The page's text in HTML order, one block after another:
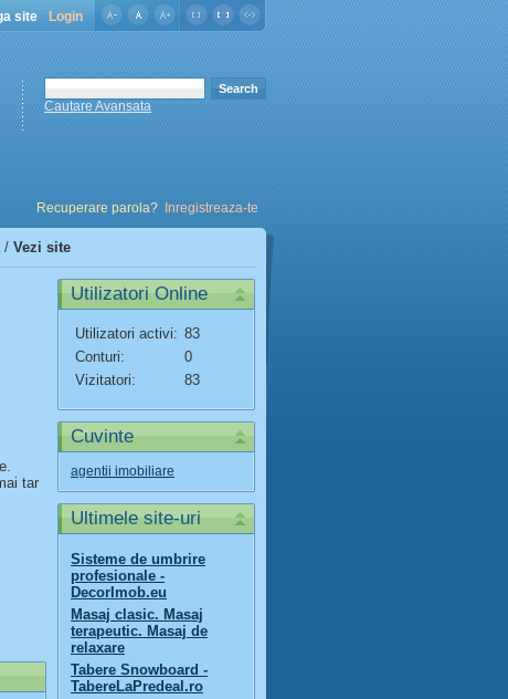
site Login
Cautare Avansata
Recuperare parola?
Inregistreaza-te
/ Vezi site
tar
Utilizatori Online
Utilizatori activi: 83
Conturi:
0
Vizitatori:
83
Cuvinte
agentii imobiliare
Ultimele site-uri
Sisteme de umbrire
profesionale -
DecorImob.eu
Masaj clasic. Masaj
terapeutic. Masaj de
relaxare
Tabere Snowboard -
TabereLaPredeal.ro